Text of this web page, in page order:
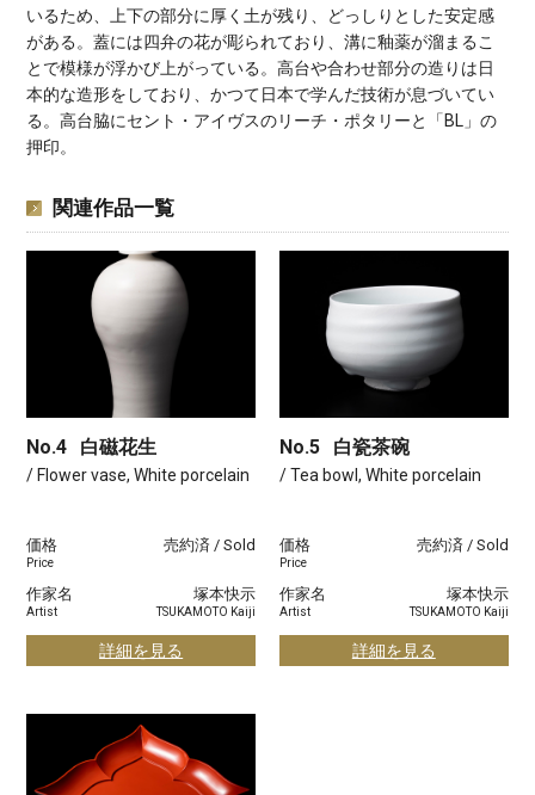
いるため、上下の部分に厚く土が残り、どっしりとした安定感
がある。蓋には四弁の花が彫られており、溝に釉薬が溜まるこ
とで模様が浮かび上がっている。高台や合わせ部分の造りは日
本的な造形をしており、かつて日本で学んだ技術が息づいてい
る。高台脇にセント・アイヴスのリーチ・ポタリーと「BL」の
押印。
関連作品一覧
No.4 白磁花生
/ Flower vase, White porcelain
価格
Price
売約済 / Sold
作家名
Artist
塚本快示
TSUKAMOTO Kaiji
詳細を見る
No.5 白瓷茶碗
/ Tea bowl, White porcelain
価格
Price
売約済 / Sold
作家名
Artist
塚本快示
TSUKAMOTO Kaiji
詳細を見る